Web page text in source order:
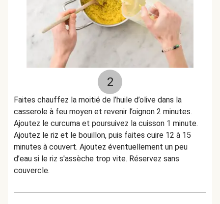
2
Faites chauffez la moitié de l’huile d’olive dans la
casserole à feu moyen et revenir l’oignon 2 minutes.
Ajoutez le curcuma et poursuivez la cuisson 1 minute.
Ajoutez le riz et le bouillon, puis faites cuire 12 à 15
minutes à couvert. Ajoutez éventuellement un peu
d’eau si le riz s'assèche trop vite. Réservez sans
couvercle.